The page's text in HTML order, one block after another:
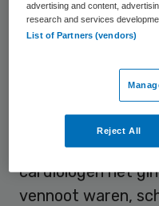
Het ziekenhuis
Stichting Beheer
stichting was
Gebouwbeheer
gebouwen. Het
cardiologen het
vennoot waren,
advertising and content,
research and services
List of Partners (vendors)
Reject All